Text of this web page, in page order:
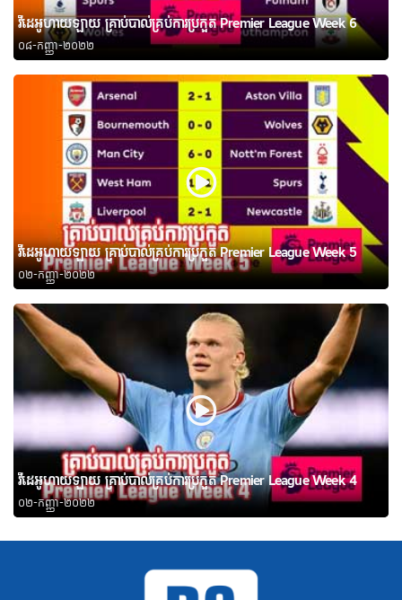
វីដេអូហាយឡាយ គ្រាប់បាល់គ្រប់ការប្រកួត Premier League Week 6
០៨-កញ្ញា-២០២២
វីដេអូហាយឡាយ គ្រាប់បាល់គ្រប់ការប្រកួត Premier League Week 5
០២-កញ្ញា-២០២២
វីដេអូហាយឡាយ គ្រាប់បាល់គ្រប់ការប្រកួត Premier League Week 4
០២-កញ្ញា-២០២២